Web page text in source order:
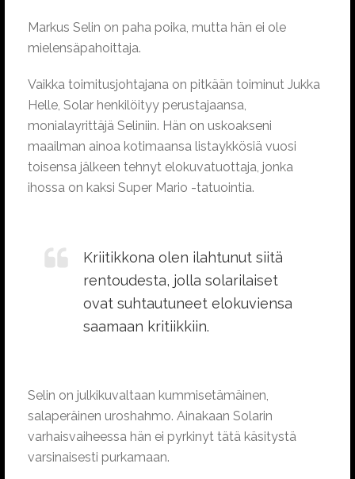
Markus Selin on paha poika, mutta hän ei ole
mielensäpahoittaja.
Vaikka toimitusjohtajana on pitkään toiminut Jukka
Helle, Solar henkilöityy perustajaansa,
monialayrittäjä Seliniin. Hän on uskoakseni
maailman ainoa kotimaansa listaykkösiä vuosi
toisensa jälkeen tehnyt elokuvatuottaja, jonka
ihossa on kaksi Super Mario -tatuointia.
Kriitikkona olen ilahtunut siitä
rentoudesta, jolla solarilaiset
ovat suhtautuneet elokuviensa
saamaan kritiikkiin.
Selin on julkikuvaltaan kummisetämäinen,
salaperäinen uroshahmo. Ainakaan Solarin
varhaisvaiheessa hän ei pyrkinyt tätä käsitystä
varsinaisesti purkamaan.